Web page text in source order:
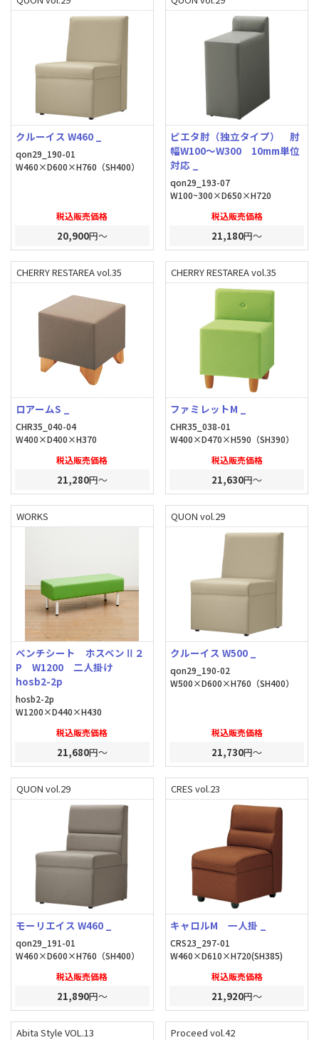
クルーイス W460 _
qon29_190-01
W460×D600×H760（SH400）
税込販売価格
20,900円～
ピエタ肘（独立タイプ） 肘
幅W100～W300 10mm単位
対応 _
qon29_193-07
W100~300×D650×H720
税込販売価格
21,180円～
CHERRY RESTAREA vol.35
ロアームS _
CHR35_040-04
W400×D400×H370
税込販売価格
21,280円～
CHERRY RESTAREA vol.35
ファミレットM _
CHR35_038-01
W400×D470×H590（SH390）
税込販売価格
21,630円～
WORKS
ベンチシート ホスベンⅡ２
P W1200 二人掛け
hosb2-2p
hosb2-2p
W1200×D440×H430
税込販売価格
21,680円～
QUON vol.29
クルーイス W500 _
qon29_190-02
W500×D600×H760（SH400）
税込販売価格
21,730円～
QUON vol.29
モーリエイス W460 _
qon29_191-01
W460×D600×H760（SH400）
税込販売価格
21,890円～
CRES vol.23
キャロルM 一人掛 _
CRS23_297-01
W460×D610×H720(SH385)
税込販売価格
21,920円～
Abita Style VOL.13 Proceed vol.42